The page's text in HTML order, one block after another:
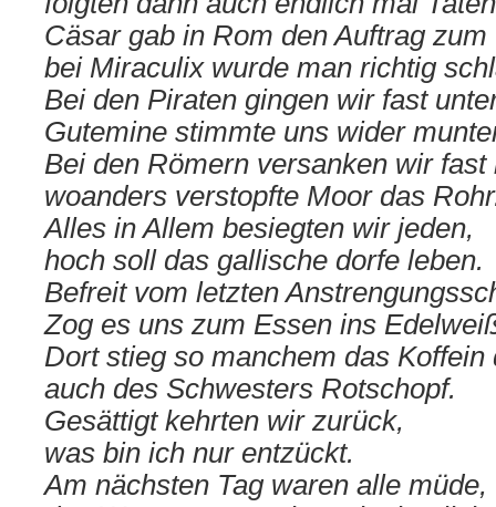
Cäsar gab in Rom den Auftrag
bei Miraculix wurde man richtig
Bei den Piraten gingen wir fast
Gutemine stimmte uns wider
Bei den Römern versanken wir fast
woanders verstopfte Moor das
Alles in Allem besiegten wir jeden,
hoch soll das gallische dorfe leben.
Befreit vom letzten
Zog es uns zum Essen ins
Dort stieg so manchem das Koffein
auch des Schwesters Rotschopf.
Gesättigt kehrten wir zurück,
was bin ich nur entzückt.
Am nächsten Tag waren alle müde,